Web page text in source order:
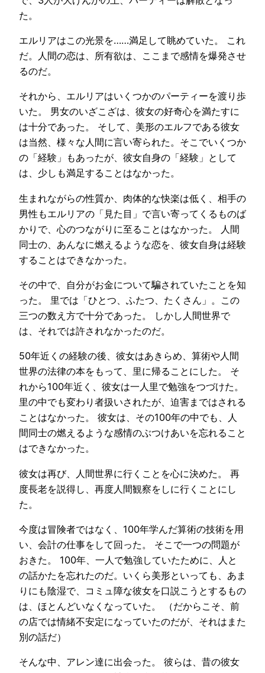
た。
エルリアはこの光景を……満足して眺めていた。 これ
だ。人間の恋は、所有欲は、ここまで感情を爆発させ
るのだ。
それから、エルリアはいくつかのパーティーを渡り歩
いた。 男女のいざこざは、彼女の好奇心を満たすに
は十分であった。 そして、美形のエルフである彼女
は当然、様々な人間に言い寄られた。そこでいくつか
の「経験」もあったが、彼女自身の「経験」として
は、少しも満足することはなかった。
生まれながらの性質か、肉体的な快楽は低く、相手の
男性もエルリアの「見た目」で言い寄ってくるものば
かりで、心のつながりに至ることはなかった。 人間
同士の、あんなに燃えるような恋を、彼女自身は経験
することはできなかった。
その中で、自分がお金について騙されていたことを知
った。 里では「ひとつ、ふたつ、たくさん」。この
三つの数え方で十分であった。 しかし人間世界で
は、それでは許されなかったのだ。
50年近くの経験の後、彼女はあきらめ、算術や人間
世界の法律の本をもって、里に帰ることにした。 そ
れから100年近く、彼女は一人里で勉強をつづけた。
里の中でも変わり者扱いされたが、迫害まではされる
ことはなかった。 彼女は、その100年の中でも、人
間同士の燃えるような感情のぶつけあいを忘れること
はできなかった。
彼女は再び、人間世界に行くことを心に決めた。 再
度長老を説得し、再度人間観察をしに行くことにし
た。
今度は冒険者ではなく、100年学んだ算術の技術を用
い、会計の仕事をして回った。 そこで一つの問題が
おきた。 100年、一人で勉強していたために、人と
の話かたを忘れたのだ。いくら美形といっても、あま
りにも陰湿で、コミュ障な彼女を口説こうとするもの
は、ほとんどいなくなっていた。 （だからこそ、前
の店では情緒不安定になっていたのだが、それはまた
別の話だ）
そんな中、アレン達に出会った。 彼らは、昔の彼女